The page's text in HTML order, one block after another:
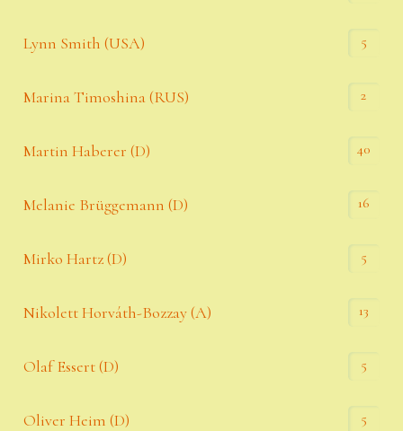
Lynn Smith (USA) 5
Marina Timoshina (RUS) 2
Martin Haberer (D) 40
Melanie Brüggemann (D) 16
Mirko Hartz (D) 5
Nikolett Horváth-Bozzay (A) 13
Olaf Essert (D) 5
Oliver Heim (D) 5